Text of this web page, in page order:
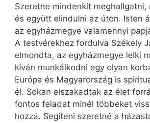
Szeretne mindenkit meghallgatni,
és együtt elindulni az úton. Isten
az egyházmegye valamennyi
A testvérekhez fordulva Székely
elmondta, az egyházmegye lelki
kíván munkálkodni egy olyan
Európa és Magyarország is
él. Sokan elszakadtak az élet
fontos feladat minél többeket
hozzá. Segíteni szeretné a